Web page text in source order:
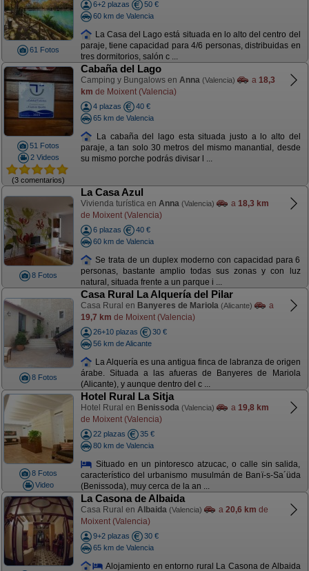
61 Fotos
6+2 plazas
50 €
60 km de Valencia
La Casa del Lago está situada en lo alto del centro del
paraje, tiene capacidad para 4/6 personas, distribuidas en
tres dormitorios, salón c ...
51 Fotos
2 Videos
(3 comentarios)
Cabaña del Lago
Camping y Bungalows en Anna (Valencia) a 18,3
km de Moixent (Valencia)
4 plazas
40 €
65 km de Valencia
La cabaña del lago esta situada justo a lo alto del
paraje, a tan solo 30 metros del mismo manantial, desde
su mismo porche podrás divisar l ...
8 Fotos
La Casa Azul
Vivienda turística en Anna (Valencia) a 18,3 km
de Moixent (Valencia)
6 plazas
40 €
60 km de Valencia
Se trata de un duplex moderno con capacidad para 6
personas, bastante amplio todas sus zonas y con luz
natural, situada frente a un parque i ...
8 Fotos
Casa Rural La Alquería del Pilar
Casa Rural en Banyeres de Mariola (Alicante)
a
19,7 km de Moixent (Valencia)
26+10 plazas
30 €
56 km de Alicante
La Alquería es una antigua finca de labranza de origen
árabe. Situada a las afueras de Banyeres de Mariola
(Alicante), y aunque dentro del c ...
8 Fotos
Video
Hotel Rural La Sitja
Hotel Rural en Benissoda (Valencia) a 19,8 km
de Moixent (Valencia)
22 plazas
35 €
80 km de Valencia
Situado en un pintoresco atzucac, o calle sin salida,
característico del urbanismo musulmán de Banï-s-Sa´üda
(Benissoda), muy cerca de la an ...
La Casona de Albaida
Casa Rural en Albaida (Valencia) a 20,6 km de
Moixent (Valencia)
9+2 plazas
30 €
65 km de Valencia
Alojamiento en entorno rural La Casona de Albaida